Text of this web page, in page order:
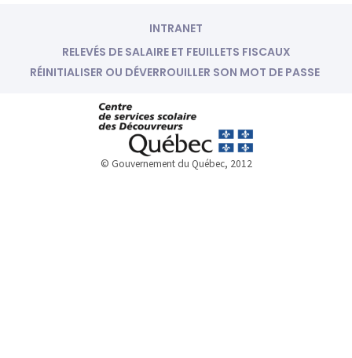
INTRANET
RELEVÉS DE SALAIRE ET FEUILLETS FISCAUX
RÉINITIALISER OU DÉVERROUILLER SON MOT DE PASSE
© Gouvernement du Québec, 2012